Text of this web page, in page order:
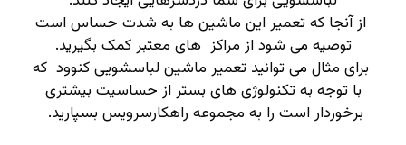
از آنجا که تعمیر این ماشین ها به شدت حساس است
توصیه می شود از مراکز های معتبر کمک بگیرید.
برای مثال می توانید تعمیر ماشین لباسشویی کنوود که
با توجه به تکنولوژی های بستر از حساسیت بیشتری
برخوردار است را به مجموعه راهکارسرویس بسپارید.